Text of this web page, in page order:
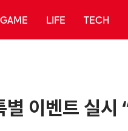
GAME LIFE TECH
별 이벤트 실